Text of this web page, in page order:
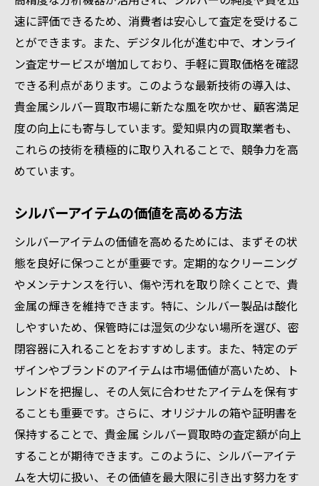
速に評価できるため、消費者は安心して査定を受けるこ
とができます。また、デジタル化が進む中で、オンライ
ン査定サービスが増加しており、手軽に買取価格を確認
できる利点があります。このような最新技術の導入は、
貴金属シルバー買取市場に新たな風を吹かせ、顧客満足
度の向上にも寄与しています。愛知県内の買取業者も、
これらの技術を積極的に取り入れることで、競争力を高
めています。
シルバーアイテムの価値を高める方法
シルバーアイテムの価値を高めるためには、まずその状
態を良好に保つことが重要です。定期的なクリーニング
やメンテナンスを行い、傷や汚れを取り除くことで、貴
金属の輝きを維持できます。特に、シルバー製品は酸化
しやすいため、保管時には湿気の少ない場所を選び、密
閉容器に入れることをおすすめします。また、特定のデ
ザインやブランドのアイテムは市場価値が高いため、ト
レンドを把握し、その人気に合わせたアイテムを保有す
ることも重要です。さらに、オリジナルの箱や証明書を
保持することで、貴金属 シルバー買取時の査定額が向上
することが期待できます。このように、シルバーアイテ
ムを大切に扱い、その価値を最大限に引き出す努力をす